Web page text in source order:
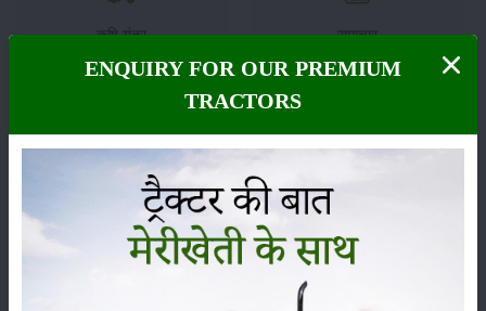
कृषि यंत्र समाचार
लाड़ली बहना योजना की 36वीं किस्त जारी, करोड़ों महिलाओं के
खातों में पहुंचे 1500 रुपये
ENQUIRY FOR OUR PREMIUM
TRACTORS